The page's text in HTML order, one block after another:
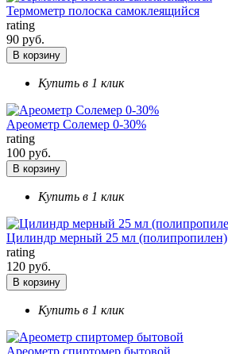
Термометр полоска самоклеящийся
rating
90 руб.
В корзину
Купить в 1 клик
Ареометр Солемер 0-30%
rating
100 руб.
В корзину
Купить в 1 клик
Цилиндр мерный 25 мл (полипропилен)
rating
120 руб.
В корзину
Купить в 1 клик
Ареометр спиртомер бытовой